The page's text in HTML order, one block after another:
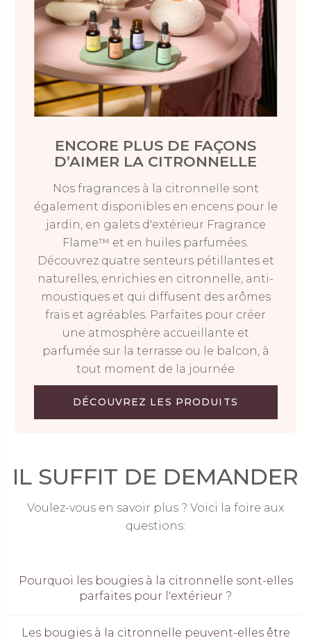
ENCORE PLUS DE FAÇONS
D’AIMER LA CITRONNELLE
Nos fragrances à la citronnelle sont
également disponibles en encens pour le
jardin, en galets d'extérieur Fragrance
Flame™ et en huiles parfumées.
Découvrez quatre senteurs pétillantes et
naturelles, enrichies en citronnelle, anti-
moustiques et qui diffusent des arômes
frais et agréables. Parfaites pour créer
une atmosphère accueillante et
parfumée sur la terrasse ou le balcon, à
tout moment de la journée
DÉCOUVREZ LES PRODUITS
IL SUFFIT DE DEMANDER
Voulez-vous en savoir plus ? Voici la foire aux
questions:
Pourquoi les bougies à la citronnelle sont-elles
parfaites pour l'extérieur ?
Les bougies à la citronnelle peuvent-elles être